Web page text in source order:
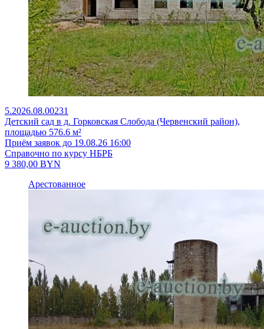
5.2026.08.00231
Детский сад в д. Горковская Слобода (Червенский район),
площадью 576.6 м²
Приём заявок до 19.08.26 16:00
Справочно по курсу НБРБ
9 380,00 BYN
Арестованное